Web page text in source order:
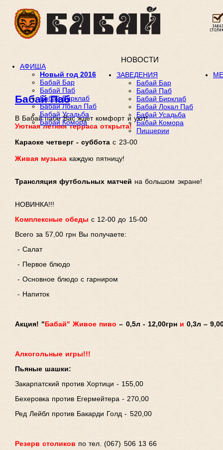
НОВОСТИ
АФИША
Новый год 2016
Бабай Бар
Бабай Паб
Бабай Бирклаб
Бабай Локал Паб
Бабай Усадьба
Бабай Комора
ЗАВЕДЕНИЯ
Бабай Бар
Бабай Паб
Бабай Бирклаб
Бабай Локал Паб
Бабай Усадьба
Бабай Комора
Пиццерии
Бабай Паб
В Бабай пабе Вас ждёт комфорт и уют!
Уютная летняя терраса открыта!
Караоке четверг - суббота с 23-00
Живая музыка каждую
Трансляция футбольных матчей на
НОВИНКА!!!
Комплексные обеды с 12-00 до
Всего за 57,00 грн Вы получаете:
- Салат
- Первое блюдо
- Основное блюдо с гарниром
- Напиток
Акция! "Бабай" Живое пиво – 0,5л - 12,00грн и 0,3л –
Алкогольные игры!!!
Пьяные шашки:
Закарпатский против Хортици - 155,00
Бехеровка против Егермейтера - 270,00
Ред Лейбл против Бакарди Голд - 520,00
Резерв столиков по тел. (067) 506 13 66